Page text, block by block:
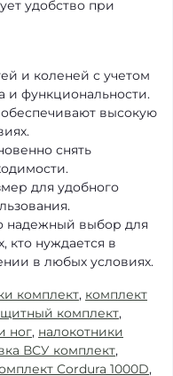
удобство при
и коленей с учетом
и функциональности.
высокую
снять
для удобного
надежный выбор для
кто нуждается в
в любых условиях.
комплект, комплект
комплект,
ног, налокотники
ВСУ комплект,
Cordura 1000D,